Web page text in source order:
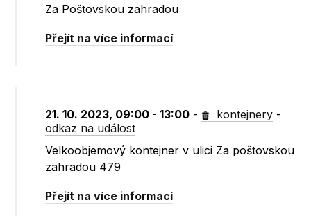
Za Poštovskou zahradou
Přejít na více informací
21. 10. 2023, 09:00 - 13:00 - kontejnery -
odkaz na událost
Velkoobjemový kontejner v ulici Za poštovskou
zahradou 479
Přejít na více informací